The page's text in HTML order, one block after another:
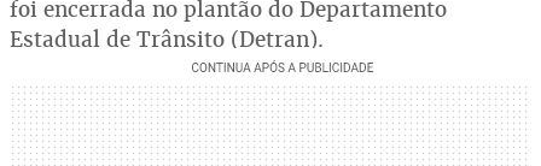
foi encerrada no plantão do Departamento
Estadual de Trânsito (Detran).